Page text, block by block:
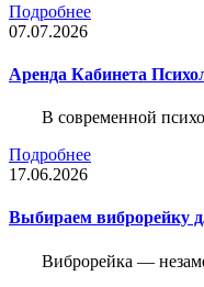
Подробнее
07.07.2026
Аренда Кабинета
В современной
Подробнее
17.06.2026
Выбираем виброрейку
Виброрейка —